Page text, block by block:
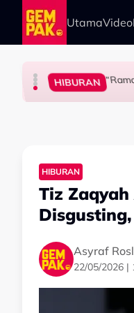
Skip to main content
UtamaVideo
GAYA HIDUP
HIBURAN
HIBURAN
HIBURAN
HIBURAN
Tiz
Asyraf
22/05/2026 |